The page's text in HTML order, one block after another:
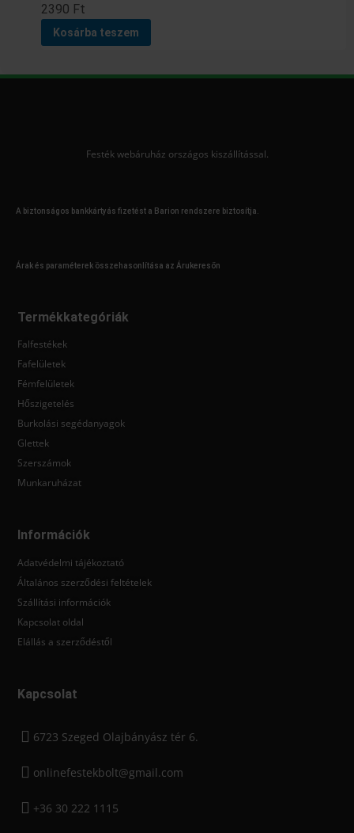
2390 Ft
Kosárba teszem
Festék webáruház országos kiszállítással.
A biztonságos bankkártyás fizetést a Barion rendszere biztosítja.
Árak és paraméterek összehasonlítása az Árukeresőn
Termékkategóriák
Falfestékek
Fafelületek
Fémfelületek
Hőszigetelés
Burkolási segédanyagok
Glettek
Szerszámok
Munkaruházat
Információk
Adatvédelmi tájékoztató
Általános szerződési feltételek
Szállítási információk
Kapcsolat oldal
Elállás a szerződéstől
Kapcsolat
6723 Szeged Olajbányász tér 6.
onlinefestekbolt@gmail.com
+36 30 222 1115